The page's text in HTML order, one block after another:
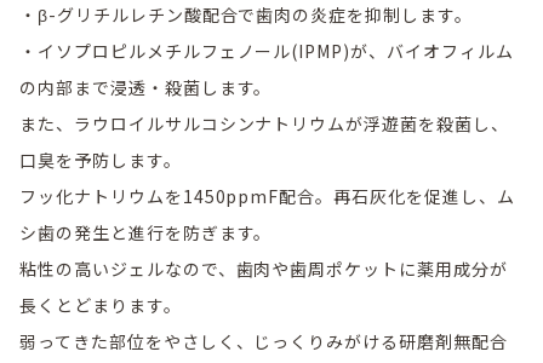
・β-グリチルレチン酸配合で歯肉の炎症を抑制します。
・イソプロピルメチルフェノール(IPMP)が、バイオフィルム
の内部まで浸透・殺菌します。
また、ラウロイルサルコシンナトリウムが浮遊菌を殺菌し、
口臭を予防します。
フッ化ナトリウムを1450ppmF配合。再石灰化を促進し、ム
シ歯の発生と進行を防ぎます。
粘性の高いジェルなので、歯肉や歯周ポケットに薬用成分が
長くとどまります。
弱ってきた部位をやさしく、じっくりみがける研磨剤無配合